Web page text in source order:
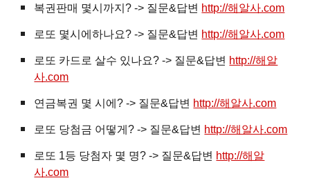
복권판매 몇시까지? -> 질문&답변 http://해알사.com
로또 몇시에하나요? -> 질문&답변 http://해알사.com
로또 카드로 살수 있나요? -> 질문&답변 http://해알
사.com
연금복권 몇 시에? -> 질문&답변 http://해알사.com
로또 당첨금 어떻게? -> 질문&답변 http://해알사.com
로또 1등 당첨자 몇 명? -> 질문&답변 http://해알
사.com